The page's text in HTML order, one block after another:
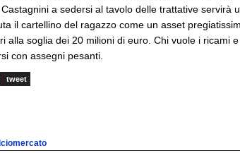
a sedersi al tavolo delle trattative servirà
il cartellino del ragazzo come un asset
alla soglia dei 20 milioni di euro. Chi vuole i ricami
con assegni pesanti.
tweet